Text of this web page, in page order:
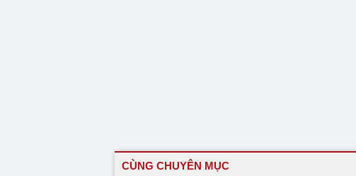
CÙNG CHUYÊN MỤC